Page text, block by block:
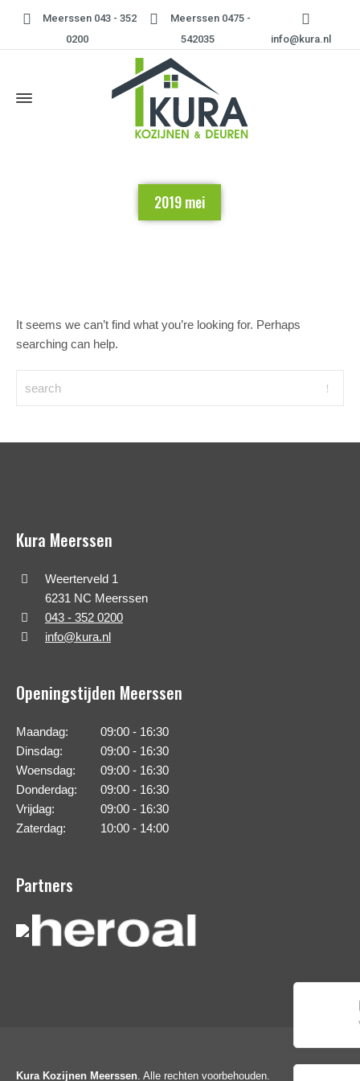
Meerssen 043 - 352
0200
Meerssen 0475 -
542035
info@kura.nl
2019 mei
It seems we can’t find what you’re looking for. Perhaps
searching can help.
Kura Meerssen
Weerterveld 1
6231 NC Meerssen
043 - 352 0200
info@kura.nl
Openingstijden Meerssen
Maandag:
09:00 - 16:30
Dinsdag:
09:00 - 16:30
Woensdag:
09:00 - 16:30
Donderdag:
09:00 - 16:30
Vrijdag:
09:00 - 16:30
Zaterdag:
10:00 - 14:00
Partners
Kura Kozijnen Meerssen. Alle rechten voorbehouden.